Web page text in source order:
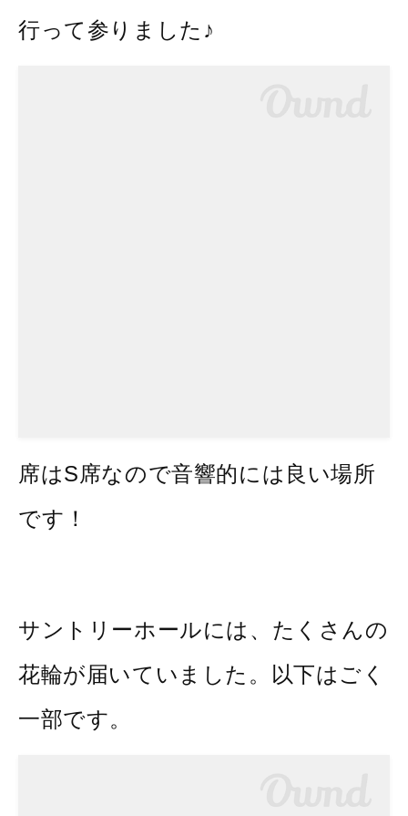
行って参りました♪
席はS席なので音響的には良い場所
です！
サントリーホールには、たくさんの
花輪が届いていました。以下はごく
一部です。